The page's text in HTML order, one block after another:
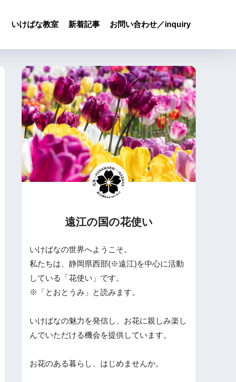
いけばな教室 新着記事 お問い合わせ／inquiry
遠江の国の花使い
いけばなの世界へようこそ。
私たちは、静岡県西部(※遠江)を中心に活動
している「花使い」です。
※「とおとうみ」と読みます。
いけばなの魅力を発信し、お花に親しみ楽し
んでいただける機会を提供しています。
お花のある暮らし、はじめませんか。